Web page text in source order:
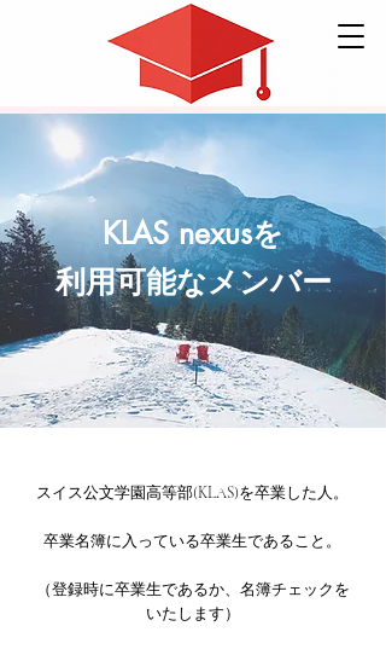
KLAS nexusを
利用可能なメンバー
スイス公文学園高等部(KLAS)を卒業した人。
卒業名簿に入っている卒業生であること。
​（登録時に卒業生であるか、名簿チェックを
いたします）